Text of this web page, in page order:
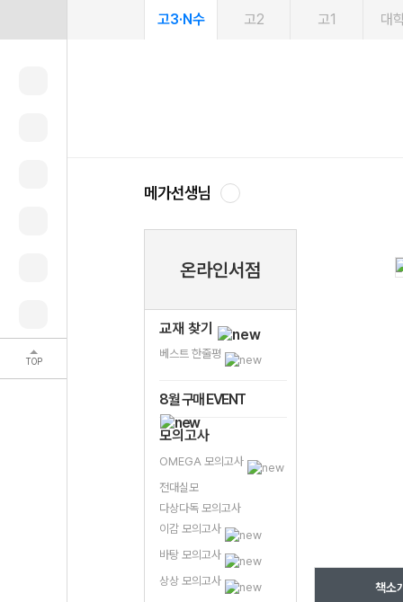
TOP
고3·N수 고2 고1 대
메가선생님
온라인서점
교재 찾기
베스트 한줄평
8월 구매 EVENT
모의고사
OMEGA 모의고사
전대실모
다상다독 모의고사
이감 모의고사
바탕 모의고사
상상 모의고사
책소